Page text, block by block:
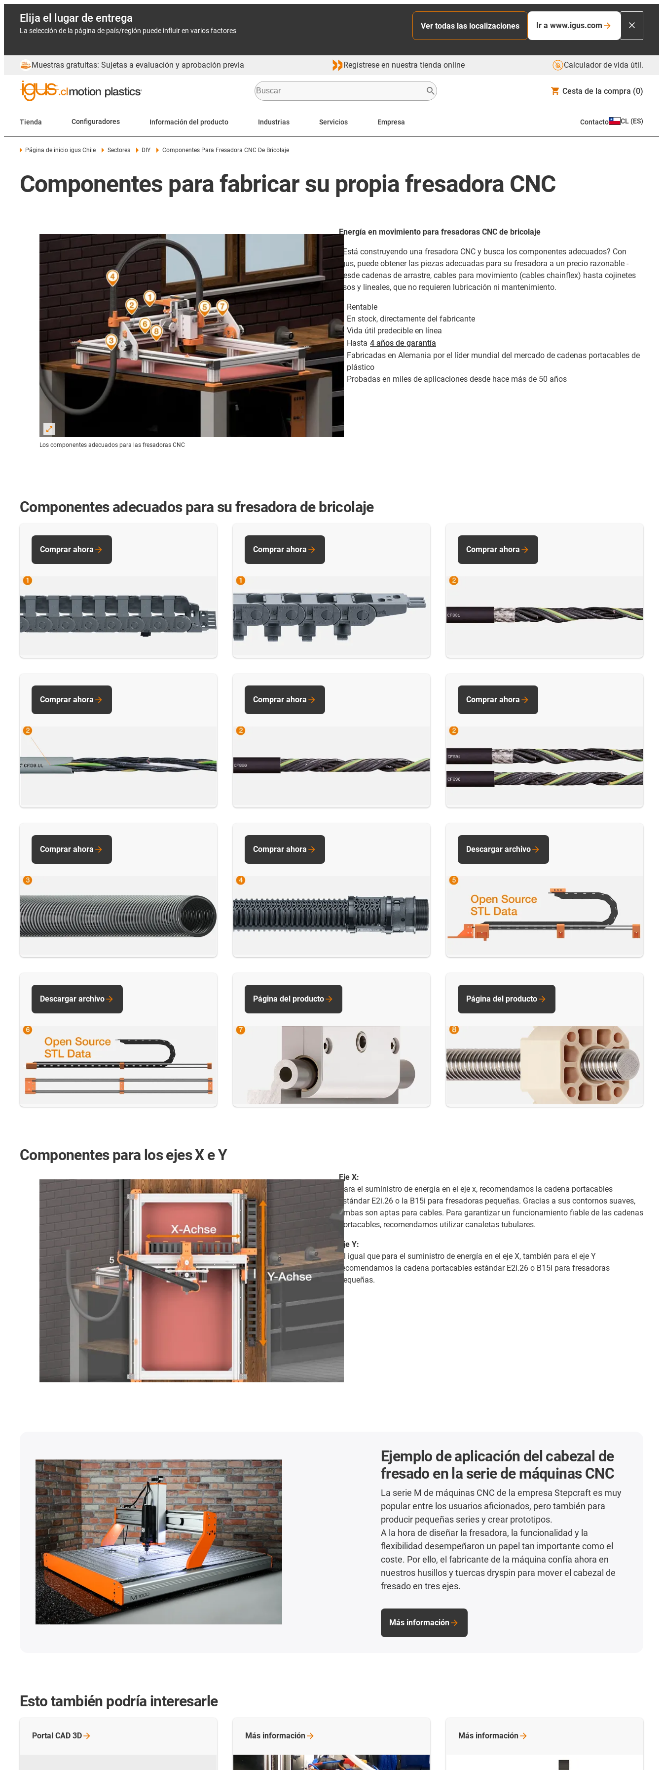
Elija el lugar de entrega
La selección de la página de país/región puede influir en varios factores
Ver todas las localizaciones Ir a www.igus.com
Muestras gratuitas: Sujetas a evaluación y aprobación previa Regístrese en nuestra tienda online Calculador de vida útil.
Cesta de la compra (0)
Tienda Configuradores Información del producto Industrias Servicios Empresa Contacto CL (ES)
Página de inicio igus Chile Sectores DIY Componentes Para Fresadora CNC De Bricolaje
Componentes para fabricar su propia fresadora CNC
Los componentes adecuados para las fresadoras CNC
Energía en movimiento para fresadoras CNC de bricolaje
¿Está construyendo una fresadora CNC y busca los componentes adecuados? Con
igus, puede obtener las piezas adecuadas para su fresadora a un precio razonable -
desde cadenas de arrastre, cables para movimiento (cables chainflex) hasta cojinetes
lisos y lineales, que no requieren lubricación ni mantenimiento.
Rentable
En stock, directamente del fabricante
Vida útil predecible en línea
Hasta 4 años de garantía
Fabricadas en Alemania por el líder mundial del mercado de cadenas portacables de
plástico
Probadas en miles de aplicaciones desde hace más de 50 años
Componentes adecuados para su fresadora de bricolaje
Comprar ahora Comprar ahora Comprar ahora
Comprar ahora Comprar ahora Comprar ahora
Comprar ahora Comprar ahora Descargar archivo
Descargar archivo Página del producto Página del producto
Componentes para los ejes X e Y
Eje X:
Para el suministro de energía en el eje x, recomendamos la cadena portacables
estándar E2i.26 o la B15i para fresadoras pequeñas. Gracias a sus contornos suaves,
ambas son aptas para cables. Para garantizar un funcionamiento fiable de las cadenas
portacables, recomendamos utilizar canaletas tubulares.
Eje Y:
Al igual que para el suministro de energía en el eje X, también para el eje Y
recomendamos la cadena portacables estándar E2i.26 o B15i para fresadoras
pequeñas.
Ejemplo de aplicación del cabezal de
fresado en la serie de máquinas CNC
La serie M de máquinas CNC de la empresa Stepcraft es muy
popular entre los usuarios aficionados, pero también para
producir pequeñas series y crear prototipos.
A la hora de diseñar la fresadora, la funcionalidad y la
flexibilidad desempeñaron un papel tan importante como el
coste. Por ello, el fabricante de la máquina confía ahora en
nuestros husillos y tuercas dryspin para mover el cabezal de
fresado en tres ejes.
Más información
Esto también podría interesarle
Portal CAD 3D Más información Más información